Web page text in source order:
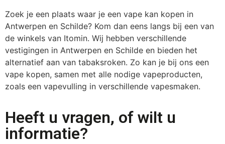
Zoek je een plaats waar je een vape kan kopen in
Antwerpen en Schilde? Kom dan eens langs bij een van
de winkels van Itomin. Wij hebben verschillende
vestigingen in Antwerpen en Schilde en bieden het
alternatief aan van tabaksroken. Zo kan je bij ons een
vape kopen, samen met alle nodige vapeproducten,
zoals een vapevulling in verschillende vapesmaken.
Heeft u vragen, of wilt u
informatie?